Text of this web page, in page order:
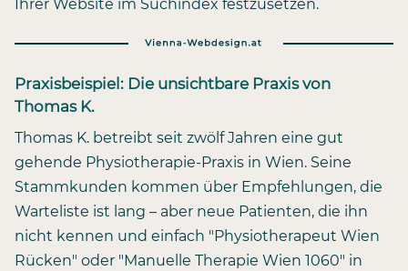
Ihrer Website im Suchindex festzusetzen.
Praxisbeispiel: Die unsichtbare Praxis von
Thomas K.
Thomas K. betreibt seit zwölf Jahren eine gut
gehende Physiotherapie-Praxis in Wien. Seine
Stammkunden kommen über Empfehlungen, die
Warteliste ist lang – aber neue Patienten, die ihn
nicht kennen und einfach "Physiotherapeut Wien
Rücken" oder "Manuelle Therapie Wien 1060" in